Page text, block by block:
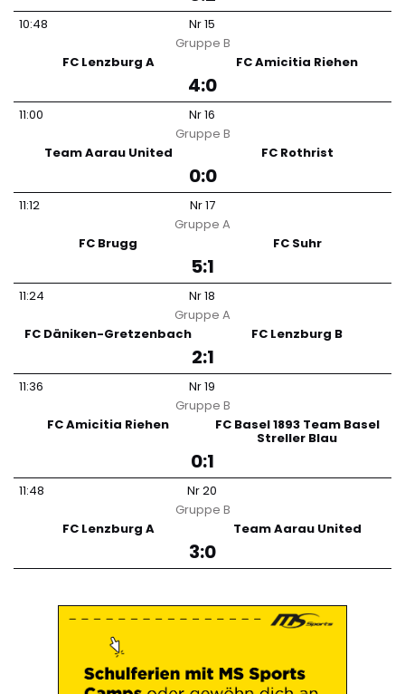
10:48 Nr15
Gruppe B
FC Lenzburg A
FC Amicitia Riehen
4:0
11:00 Nr16
Gruppe B
Team Aarau United
FC Rothrist
0:0
11:12 Nr17
Gruppe A
FC Brugg
FC Suhr
5:1
11:24 Nr18
Gruppe A
FC Däniken-Gretzenbach
FC Lenzburg B
2:1
11:36 Nr19
Gruppe B
FC Amicitia Riehen
FC Basel 1893 Team Basel
Streller Blau
0:1
11:48 Nr20
Gruppe B
FC Lenzburg A
Team Aarau United
3:0